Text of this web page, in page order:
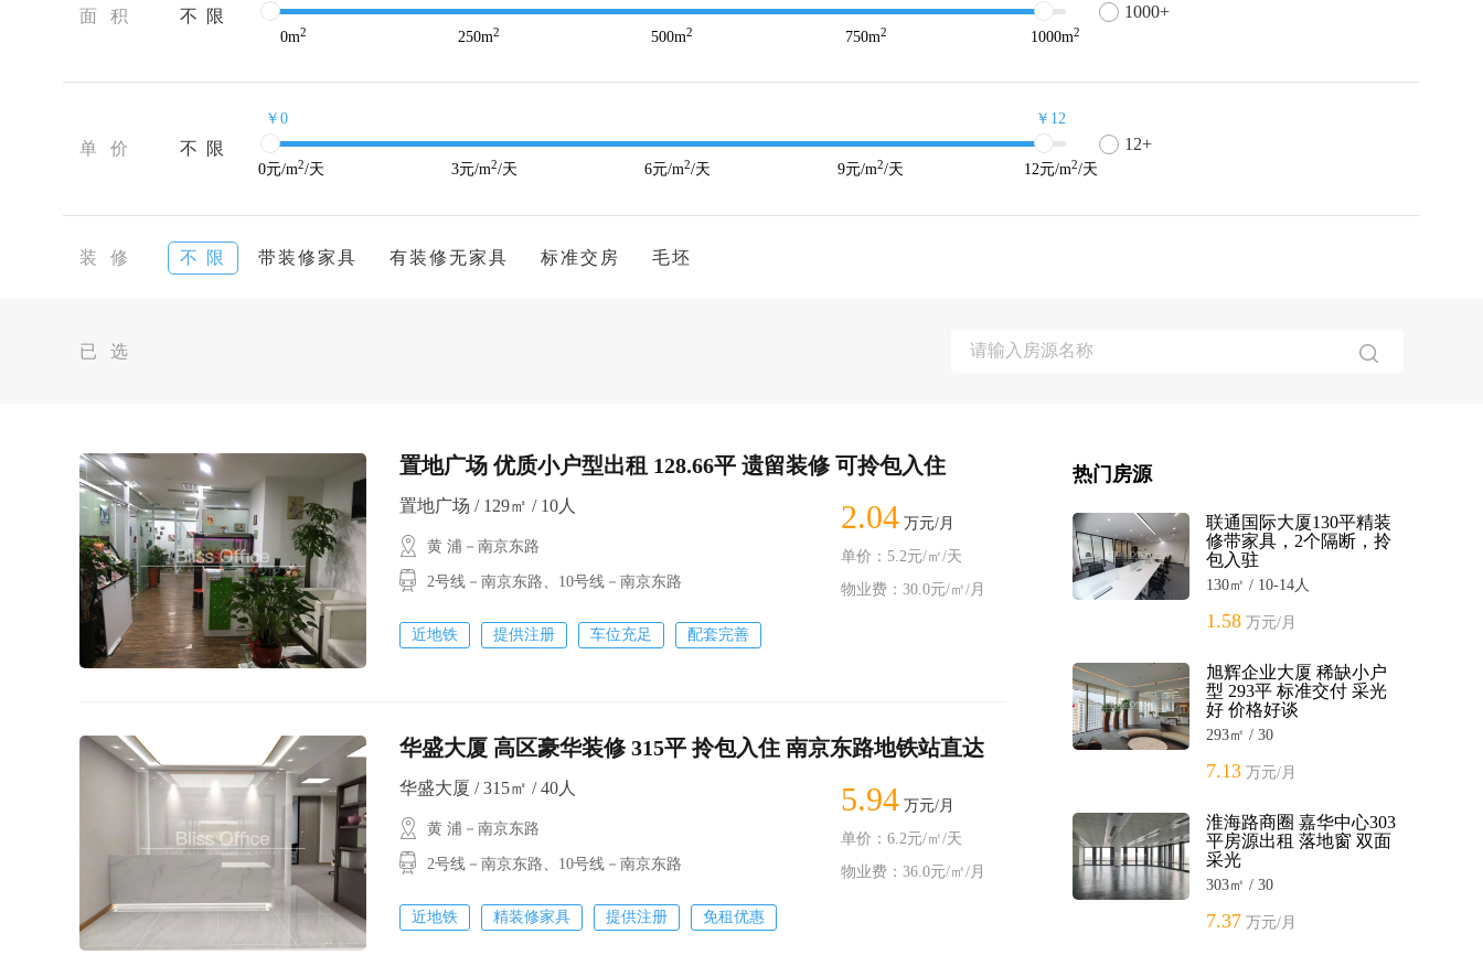
面 积 不 限
0m2 250m2 500m2 750m2 1000m2
1000+
单 价 不 限
￥0 ￥12
0元/m2/天 3元/m2/天 6元/m2/天 9元/m2/天 12元/m2/天
12+
装 修 不 限 带装修家具 有装修无家具 标准交房 毛坯
已 选
置地广场 优质小户型出租 128.66平 遗留装修 可拎包入住
置地广场 / 129㎡ / 10人
黄 浦－南京东路
2号线－南京东路、10号线－南京东路
近地铁 提供注册 车位充足 配套完善
2.04 万元/月
单价：5.2元/㎡/天
物业费：30.0元/㎡/月
华盛大厦 高区豪华装修 315平 拎包入住 南京东路地铁站直达
华盛大厦 / 315㎡ / 40人
黄 浦－南京东路
2号线－南京东路、10号线－南京东路
近地铁 精装修家具 提供注册 免租优惠
5.94 万元/月
单价：6.2元/㎡/天
物业费：36.0元/㎡/月
热门房源
联通国际大厦130平精装
修带家具，2个隔断，拎
包入驻
130㎡ / 10-14人
1.58 万元/月
旭辉企业大厦 稀缺小户
型 293平 标准交付 采光
好 价格好谈
293㎡ / 30
7.13 万元/月
淮海路商圈 嘉华中心303
平房源出租 落地窗 双面
采光
303㎡ / 30
7.37 万元/月